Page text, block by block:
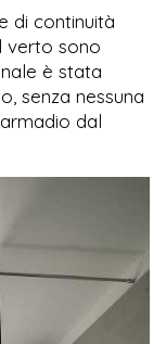
di continuità
verto sono
è stata
senza nessuna
dal